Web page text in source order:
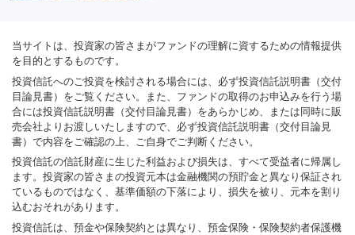
当サイトは、投資家の皆さまがファンドの理解に資するための情報提供
を目的とするものです。
投資信託へのご投資を検討される場合には、必ず投資信託説明書（交付
目論見書）をご覧ください。また、ファンドの取得のお申込みを行う場
合には投資信託説明書（交付目論見書）をあらかじめ、または同時に販
売会社よりお渡しいたしますので、必ず投資信託説明書（交付目論見
書）で内容をご確認の上、ご自身でご判断ください。
投資信託の信託財産に生じた利益および損失は、すべて受益者に帰属し
ます。投資家の皆さまの投資元本は金融機関の預貯金と異なり保証され
ているものではなく、基準価額の下落により、損失を被り、元本を割り
込むおそれがあります。
投資信託は、預金や保険契約とは異なり、預金保険・保険契約者保護機